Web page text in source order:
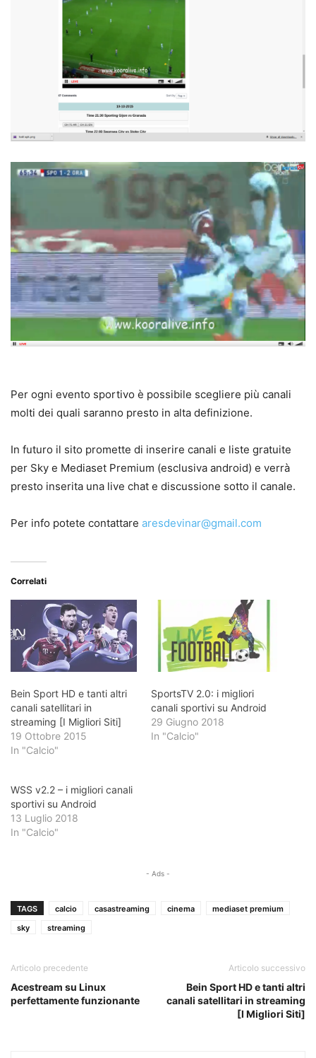
Per ogni evento sportivo è possibile scegliere più canali
molti dei quali saranno presto in alta definizione.
In futuro il sito promette di inserire canali e liste gratuite
per Sky e Mediaset Premium (esclusiva android) e verrà
presto inserita una live chat e discussione sotto il canale.
Per info potete contattare aresdevinar@gmail.com
Correlati
Bein Sport HD e tanti altri
canali satellitari in
streaming [I Migliori Siti]
19 Ottobre 2015
In "Calcio"
SportsTV 2.0: i migliori
canali sportivi su Android
29 Giugno 2018
In "Calcio"
WSS v2.2 – i migliori canali
sportivi su Android
13 Luglio 2018
In "Calcio"
- Ads -
TAGS calcio casastreaming cinema
mediaset premium
sky
streaming
Articolo precedente
Acestream su Linux
perfettamente funzionante
Articolo successivo
Bein Sport HD e tanti altri
canali satellitari in streaming
[I Migliori Siti]